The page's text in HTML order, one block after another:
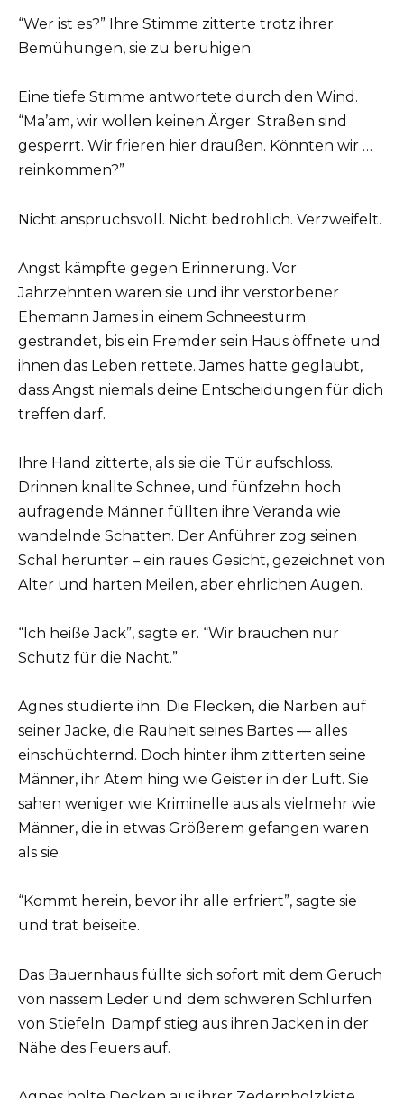
“Wer ist es?” Ihre Stimme zitterte trotz ihrer
Bemühungen, sie zu beruhigen.
Eine tiefe Stimme antwortete durch den Wind.
“Ma’am, wir wollen keinen Ärger. Straßen sind
gesperrt. Wir frieren hier draußen. Könnten wir …
reinkommen?”
Nicht anspruchsvoll. Nicht bedrohlich. Verzweifelt.
Angst kämpfte gegen Erinnerung. Vor
Jahrzehnten waren sie und ihr verstorbener
Ehemann James in einem Schneesturm
gestrandet, bis ein Fremder sein Haus öffnete und
ihnen das Leben rettete. James hatte geglaubt,
dass Angst niemals deine Entscheidungen für dich
treffen darf.
Ihre Hand zitterte, als sie die Tür aufschloss.
Drinnen knallte Schnee, und fünfzehn hoch
aufragende Männer füllten ihre Veranda wie
wandelnde Schatten. Der Anführer zog seinen
Schal herunter – ein raues Gesicht, gezeichnet von
Alter und harten Meilen, aber ehrlichen Augen.
“Ich heiße Jack”, sagte er. “Wir brauchen nur
Schutz für die Nacht.”
Agnes studierte ihn. Die Flecken, die Narben auf
seiner Jacke, die Rauheit seines Bartes — alles
einschüchternd. Doch hinter ihm zitterten seine
Männer, ihr Atem hing wie Geister in der Luft. Sie
sahen weniger wie Kriminelle aus als vielmehr wie
Männer, die in etwas Größerem gefangen waren
als sie.
“Kommt herein, bevor ihr alle erfriert”, sagte sie
und trat beiseite.
Das Bauernhaus füllte sich sofort mit dem Geruch
von nassem Leder und dem schweren Schlurfen
von Stiefeln. Dampf stieg aus ihren Jacken in der
Nähe des Feuers auf.